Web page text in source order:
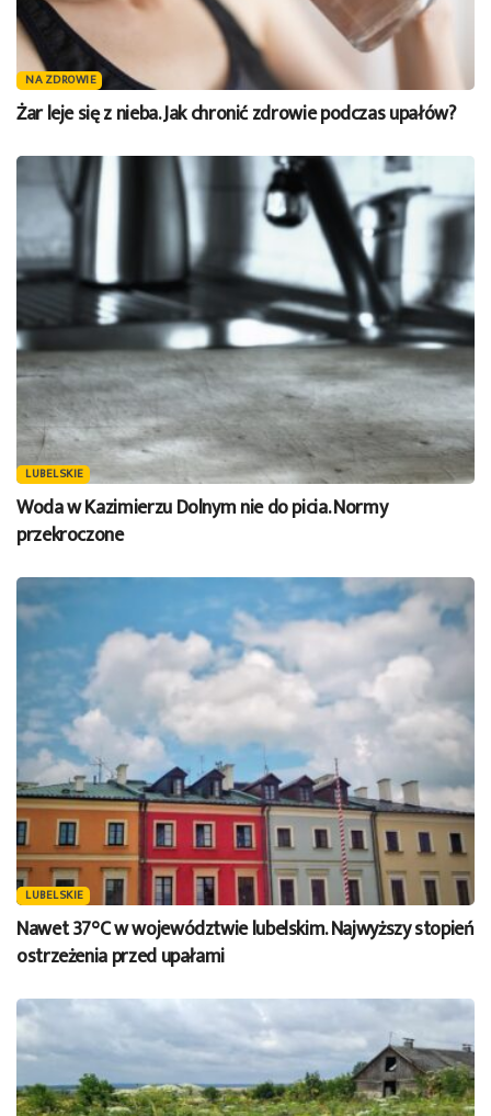
NA ZDROWIE
Żar leje się z nieba. Jak chronić zdrowie podczas upałów?
LUBELSKIE
Woda w Kazimierzu Dolnym nie do picia. Normy
przekroczone
LUBELSKIE
Nawet 37°C w województwie lubelskim. Najwyższy stopień
ostrzeżenia przed upałami